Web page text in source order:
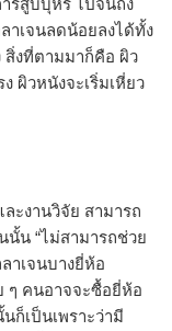
ารสูบบุหรี่ ไปจนถึง
าเจนลดน้อยลงได้ทั้ง
สิ่งที่ตามมาก็คือ ผิว
ผิวหนังจะเริ่มเหี่ยว
ะงานวิจัย สามารถ
นั้น “ไม่สามารถช่วย
าเจนบางยี่ห้อ
ๆ คนอาจจะซื้อยี่ห้อ
ก็เป็นเพราะว่ามี